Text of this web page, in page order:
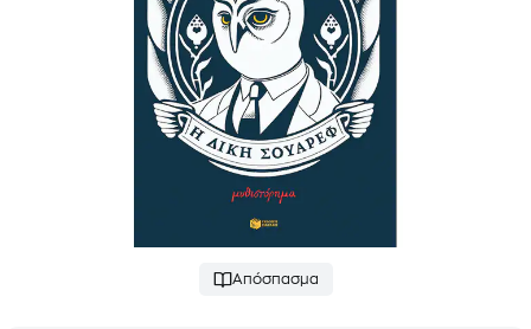
Απόσπασμα